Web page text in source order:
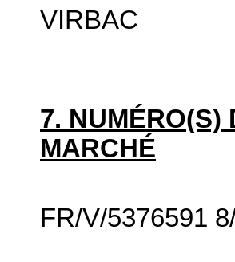
VIRBAC
7. NUMÉRO(S)
MARCHÉ
FR/V/5376591